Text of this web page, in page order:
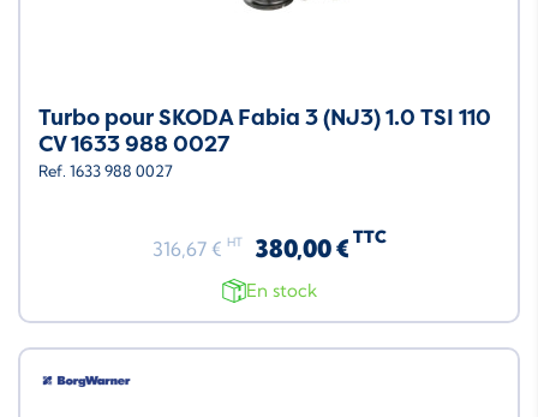
Turbo pour SKODA Fabia 3 (NJ3) 1.0 TSI 110
CV 1633 988 0027
Ref. 1633 988 0027
316,67 € HT 380,00 € TTC
En stock